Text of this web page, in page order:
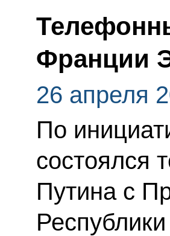
Франции
26 апреля
По
состоялся
Путина с